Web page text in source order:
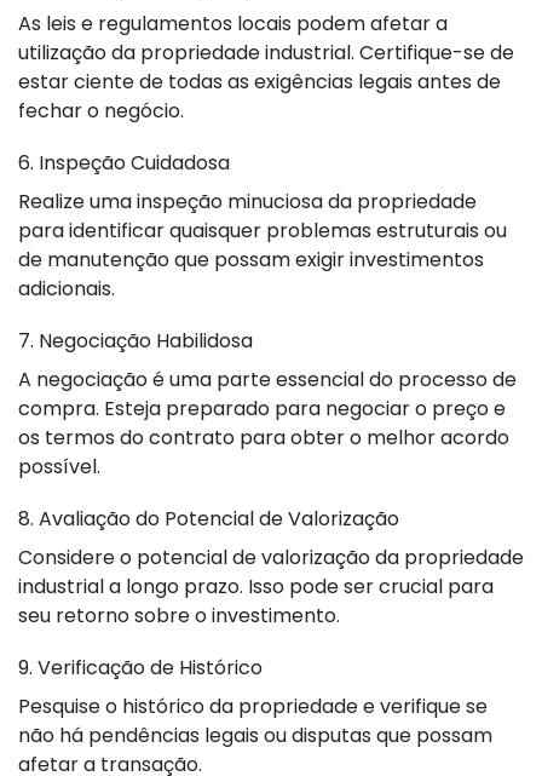
As leis e regulamentos locais podem afetar a
utilização da propriedade industrial. Certifique-se de
estar ciente de todas as exigências legais antes de
fechar o negócio.
6. Inspeção Cuidadosa
Realize uma inspeção minuciosa da propriedade
para identificar quaisquer problemas estruturais ou
de manutenção que possam exigir investimentos
adicionais.
7. Negociação Habilidosa
A negociação é uma parte essencial do processo de
compra. Esteja preparado para negociar o preço e
os termos do contrato para obter o melhor acordo
possível.
8. Avaliação do Potencial de Valorização
Considere o potencial de valorização da propriedade
industrial a longo prazo. Isso pode ser crucial para
seu retorno sobre o investimento.
9. Verificação de Histórico
Pesquise o histórico da propriedade e verifique se
não há pendências legais ou disputas que possam
afetar a transação.